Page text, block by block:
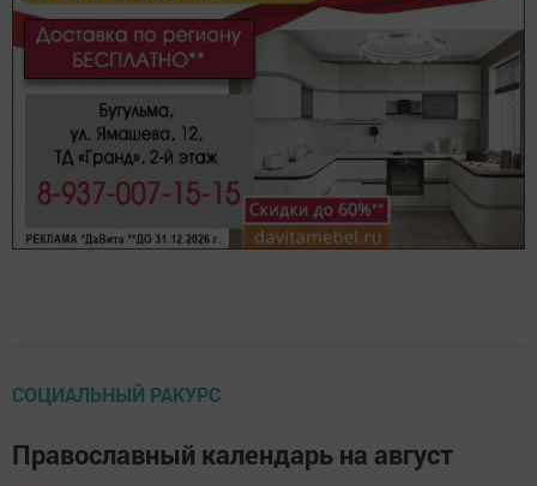
СОЦИАЛЬНЫЙ РАКУРС
Православный календарь на август